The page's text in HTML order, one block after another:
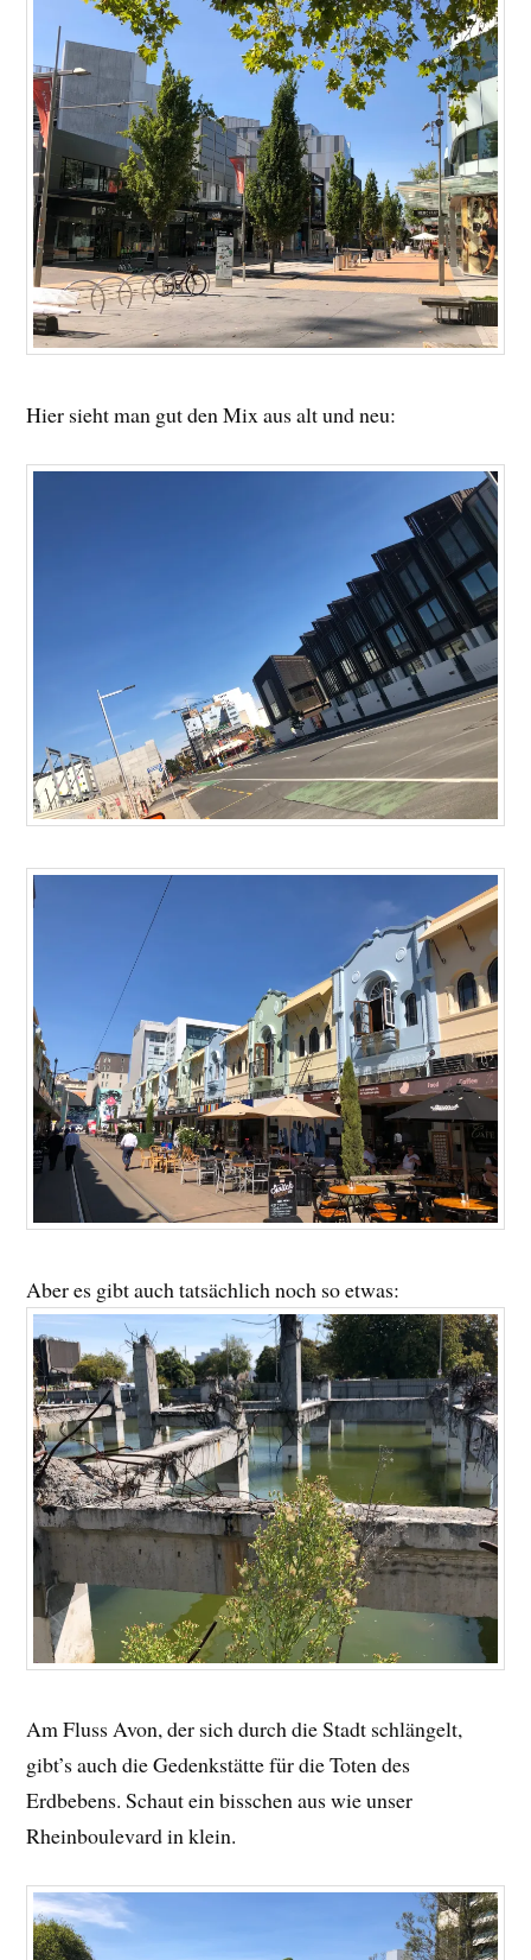
Hier sieht man gut den Mix aus alt und neu:
Aber es gibt auch tatsächlich noch so etwas:
Am Fluss Avon, der sich durch die Stadt schlängelt,
gibt’s auch die Gedenkstätte für die Toten des
Erdbebens. Schaut ein bisschen aus wie unser
Rheinboulevard in klein.